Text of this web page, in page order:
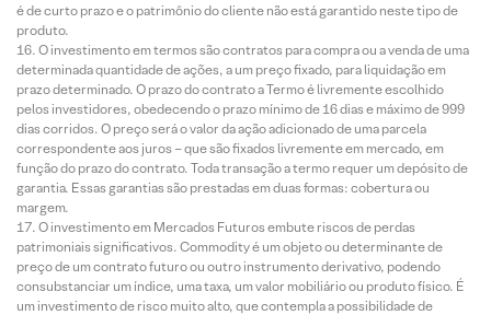
é de curto prazo e o patrimônio do cliente não está garantido neste tipo de
produto.
O investimento em termos são contratos para compra ou a venda de uma
determinada quantidade de ações, a um preço fixado, para liquidação em
prazo determinado. O prazo do contrato a Termo é livremente escolhido
pelos investidores, obedecendo o prazo mínimo de 16 dias e máximo de 999
dias corridos. O preço será o valor da ação adicionado de uma parcela
correspondente aos juros – que são fixados livremente em mercado, em
função do prazo do contrato. Toda transação a termo requer um depósito de
garantia. Essas garantias são prestadas em duas formas: cobertura ou
margem.
O investimento em Mercados Futuros embute riscos de perdas
patrimoniais significativos. Commodity é um objeto ou determinante de
preço de um contrato futuro ou outro instrumento derivativo, podendo
consubstanciar um índice, uma taxa, um valor mobiliário ou produto físico. É
um investimento de risco muito alto, que contempla a possibilidade de